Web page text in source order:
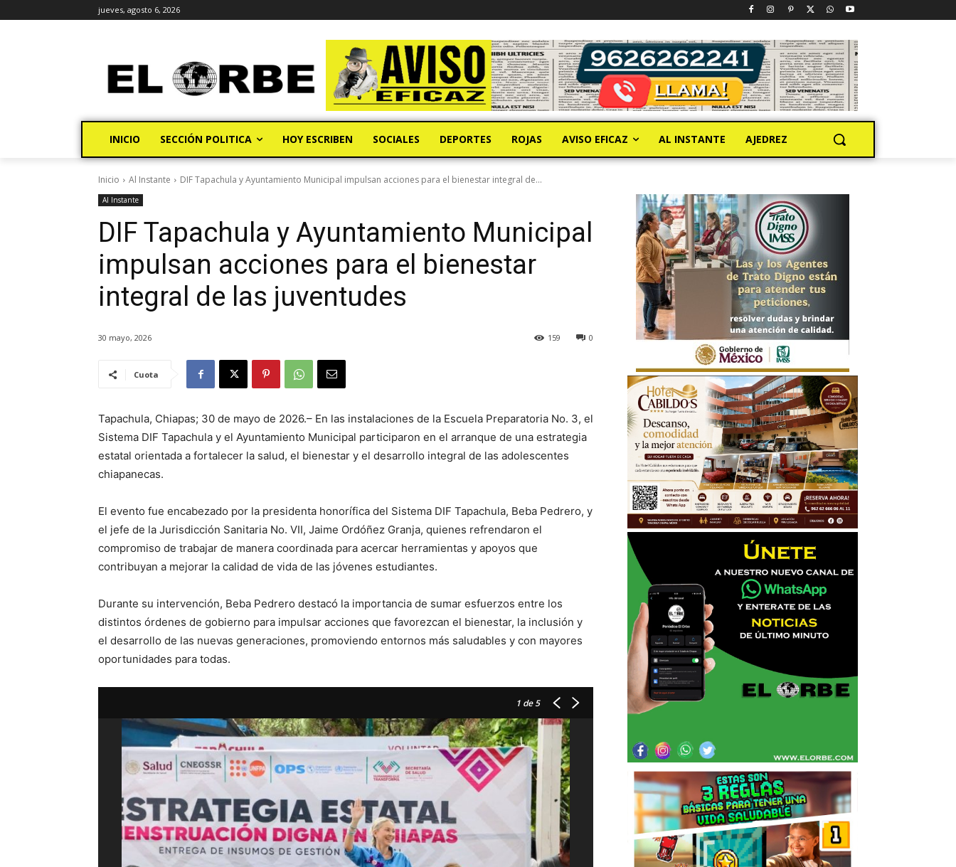
jueves, agosto 6, 2026
INICIO SECCIÓN POLITICA HOY ESCRIBEN SOCIALES DEPORTES ROJAS AVISO EFICAZ AL INSTANTE AJEDREZ
Inicio Al Instante DIF Tapachula y Ayuntamiento Municipal impulsan acciones para el bienestar integral de...
Al Instante
DIF Tapachula y Ayuntamiento Municipal
impulsan acciones para el bienestar
integral de las juventudes
30 mayo, 2026 0
159
Cuota
Tapachula, Chiapas; 30 de mayo de 2026.– En las instalaciones de la Escuela Preparatoria No. 3, el
Sistema DIF Tapachula y el Ayuntamiento Municipal participaron en el arranque de una estrategia
estatal orientada a fortalecer la salud, el bienestar y el desarrollo integral de las adolescentes
chiapanecas.
El evento fue encabezado por la presidenta honorífica del Sistema DIF Tapachula, Beba Pedrero, y
el jefe de la Jurisdicción Sanitaria No. VII, Jaime Ordóñez Granja, quienes refrendaron el
compromiso de trabajar de manera coordinada para acercar herramientas y apoyos que
contribuyan a mejorar la calidad de vida de las jóvenes estudiantes.
Durante su intervención, Beba Pedrero destacó la importancia de sumar esfuerzos entre los
distintos órdenes de gobierno para impulsar acciones que favorezcan el bienestar, la inclusión y
el desarrollo de las nuevas generaciones, promoviendo entornos más saludables y con mayores
oportunidades para todas.
1 de 5